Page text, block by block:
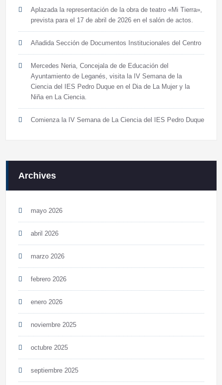
Aplazada la representación de la obra de teatro «Mi Tierra»,
prevista para el 17 de abril de 2026 en el salón de actos.
Añadida Sección de Documentos Institucionales del Centro
Mercedes Neria, Concejala de de Educación del
Ayuntamiento de Leganés, visita la IV Semana de la
Ciencia del IES Pedro Duque en el Dia de La Mujer y la
Niña en La Ciencia.
Comienza la IV Semana de La Ciencia del IES Pedro Duque
Archives
mayo 2026
abril 2026
marzo 2026
febrero 2026
enero 2026
noviembre 2025
octubre 2025
septiembre 2025